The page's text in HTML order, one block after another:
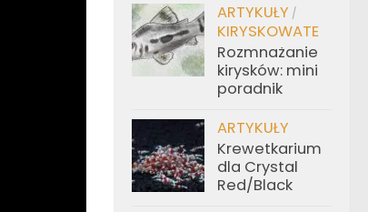
ARTYKUŁY /
KIRYSKOWATE
Rozmnażanie
kirysków: mini
poradnik
ARTYKUŁY
Krewetkarium
dla Crystal
Red/Black